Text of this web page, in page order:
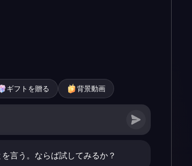
ギフトを贈る 背景動画
言う。ならば試してみるか？